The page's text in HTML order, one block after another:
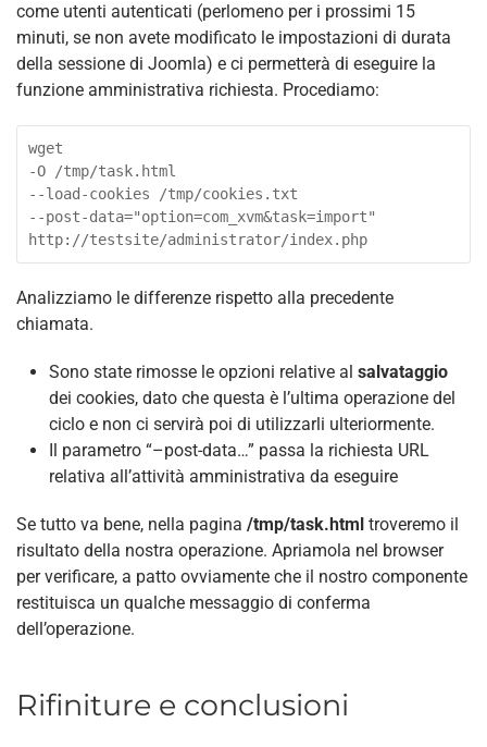
come utenti autenticati (perlomeno per i prossimi 15
minuti, se non avete modificato le impostazioni di durata
della sessione di Joomla) e ci permetterà di eseguire la
funzione amministrativa richiesta. Procediamo:
wget
-O /tmp/task.html
--load-cookies /tmp/cookies.txt
--post-data="option=com_xvm&task=import"
http://testsite/administrator/index.php
Analizziamo le differenze rispetto alla precedente
chiamata.
Sono state rimosse le opzioni relative al salvataggio
dei cookies, dato che questa è l’ultima operazione del
ciclo e non ci servirà poi di utilizzarli ulteriormente.
Il parametro “–post-data…” passa la richiesta URL
relativa all’attività amministrativa da eseguire
Se tutto va bene, nella pagina /tmp/task.html troveremo il
risultato della nostra operazione. Apriamola nel browser
per verificare, a patto ovviamente che il nostro componente
restituisca un qualche messaggio di conferma
dell’operazione.
Rifiniture e conclusioni